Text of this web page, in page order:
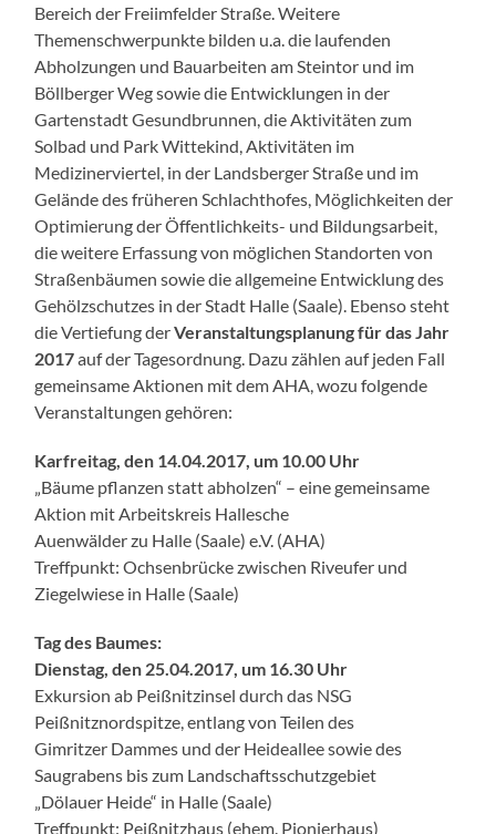
Bereich der Freiimfelder Straße. Weitere
Themenschwerpunkte bilden u.a. die laufenden
Abholzungen und Bauarbeiten am Steintor und im
Böllberger Weg sowie die Entwicklungen in der
Gartenstadt Gesundbrunnen, die Aktivitäten zum
Solbad und Park Wittekind, Aktivitäten im
Medizinerviertel, in der Landsberger Straße und im
Gelände des früheren Schlachthofes, Möglichkeiten der
Optimierung der Öffentlichkeits- und Bildungsarbeit,
die weitere Erfassung von möglichen Standorten von
Straßenbäumen sowie die allgemeine Entwicklung des
Gehölzschutzes in der Stadt Halle (Saale). Ebenso steht
die Vertiefung derVeranstaltungsplanung für das Jahr
2017auf der Tagesordnung. Dazu zählen auf jeden Fall
gemeinsame Aktionen mit dem AHA, wozu folgende
Veranstaltungen gehören:
Karfreitag, den 14.04.2017, um 10.00 Uhr
„Bäume pflanzen statt abholzen“ – eine gemeinsame
Aktion mit Arbeitskreis Hallesche
Auenwälder zu Halle (Saale) e.V. (AHA)
Treffpunkt: Ochsenbrücke zwischen Riveufer und
Ziegelwiese in Halle (Saale)
Tag des Baumes:
Dienstag, den 25.04.2017, um 16.30 Uhr
Exkursion ab Peißnitzinsel durch das NSG
Peißnitznordspitze, entlang von Teilen des
Gimritzer Dammes und der Heideallee sowie des
Saugrabens bis zum Landschaftsschutzgebiet
„Dölauer Heide“ in Halle (Saale)
Treffpunkt: Peißnitzhaus (ehem. Pionierhaus)